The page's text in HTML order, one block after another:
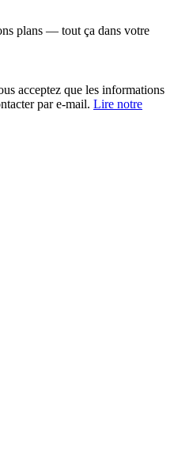
plans — tout ça dans votre
acceptez que les informations
par e-mail. Lire notre